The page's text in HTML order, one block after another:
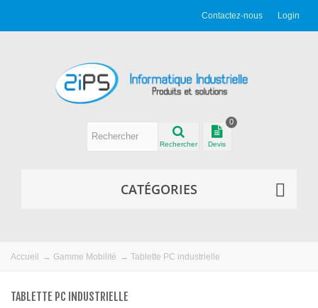
Login
Contactez-nous
Rechercher Devis
0
CATÉGORIES
Accueil → Gamme Mobilité → Tablette PC industrielle
TABLETTE PC INDUSTRIELLE